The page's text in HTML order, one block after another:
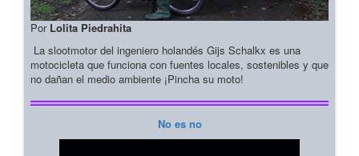
Por Lolita Piedrahita
La slootmotor del ingeniero holandés Gijs Schalkx es una
motocicleta que funciona con fuentes locales, sostenibles y que
no dañan el medio ambiente ¡Pincha su moto!
No es no